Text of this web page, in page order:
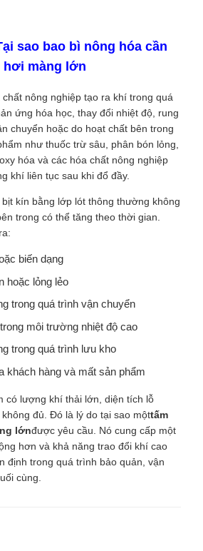
sao bao bì nông hóa cần
hơi màng lớn
nông nghiệp tạo ra khí trong quá
ứng hóa học, thay đổi nhiệt độ, rung
chuyển hoặc do hoạt chất bên trong
như thuốc trừ sâu, phân bón lỏng,
hóa và các hóa chất nông nghiệp
khí liên tục sau khi đổ đầy.
kín bằng lớp lót thông thường không
trong có thể tăng theo thời gian.
biến dạng
hoặc lỏng lẻo
trong quá trình vận chuyển
môi trường nhiệt độ cao
trong quá trình lưu kho
khách hàng và mất sản phẩm
có lượng khí thải lớn, diện tích lỗ
đủ. Đó là lý do tại sao mộttấm
lớnđược yêu cầu. Nó cung cấp một
hơn và khả năng trao đổi khí cao
định trong quá trình bảo quản, vận
cùng.